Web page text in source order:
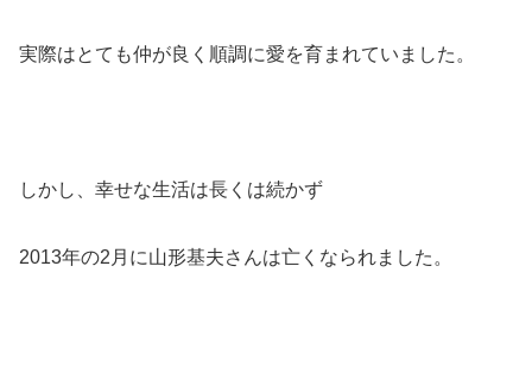
実際はとても仲が良く順調に愛を育まれていました。
しかし、幸せな生活は長くは続かず
2013年の2月に山形基夫さんは亡くなられました。